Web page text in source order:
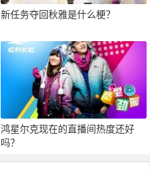
新任务夺回秋雅是什么梗？
鸿星尔克现在的直播间热度还好
吗？